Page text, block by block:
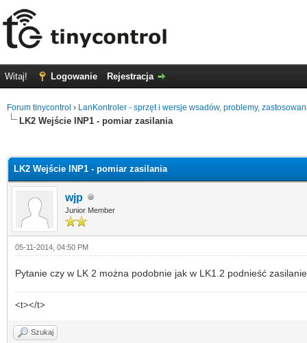
Witaj! Logowanie Rejestracja
Forum tinycontrol › LanKontroler - sprzęt i wersje wsadów, problemy,
LK2 Wejście INP1 - pomiar zasilania
LK2 Wejście INP1 - pomiar zasilania
wjp
Junior Member
05-11-2014, 04:50 PM
Pytanie czy w LK 2 można podobnie jak w LK1.2 podnieść
<t></t>
Szukaj